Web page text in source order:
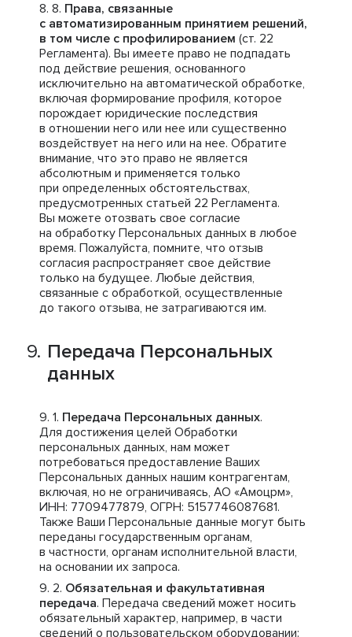
Права, связанные
с автоматизированным принятием решений,
в том числе с профилированием (ст. 22
Регламента). Вы имеете право не подпадать
под действие решения, основанного
исключительно на автоматической обработке,
включая формирование профиля, которое
порождает юридические последствия
в отношении него или нее или существенно
воздействует на него или на нее. Обратите
внимание, что это право не является
абсолютным и применяется только
при определенных обстоятельствах,
предусмотренных статьей 22 Регламента.
Вы можете отозвать свое согласие
на обработку Персональных данных в любое
время. Пожалуйста, помните, что отзыв
согласия распространяет свое действие
только на будущее. Любые действия,
связанные с обработкой, осуществленные
до такого отзыва, не затрагиваются им.
Передача Персональных
данных
Передача Персональных данных.
Для достижения целей Обработки
персональных данных, нам может
потребоваться предоставление Ваших
Персональных данных нашим контрагентам,
включая, но не ограничиваясь, АО «Амоцрм»,
ИНН: 7709477879, ОГРН: 5157746087681.
Также Ваши Персональные данные могут быть
переданы государственным органам,
в частности, органам исполнительной власти,
на основании их запроса.
Обязательная и факультативная
передача. Передача сведений может носить
обязательный характер, например, в части
сведений о пользовательском оборудовании: